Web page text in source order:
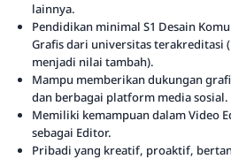
lainnya.
Pendidikan minimal S1 Desain
Grafis dari universitas terakreditasi
menjadi nilai tambah).
Mampu memberikan dukungan
dan berbagai platform media sosial.
Memiliki kemampuan dalam Video
sebagai Editor.
Pribadi yang kreatif, proaktif,